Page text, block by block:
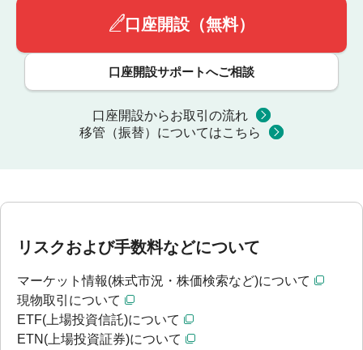
口座開設（無料）
口座開設サポートへご相談
口座開設からお取引の流れ
移管（振替）についてはこちら
リスクおよび手数料などについて
マーケット情報(株式市況・株価検索など)について
現物取引について
ETF(上場投資信託)について
ETN(上場投資証券)について